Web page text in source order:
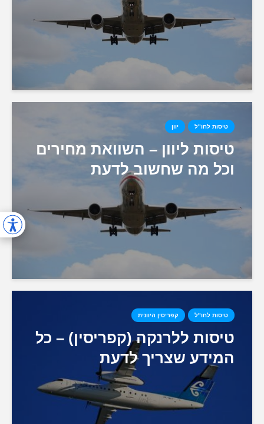
טיסות לחו"ל יוון
טיסות ליוון – השוואת מחירים
וכל מה שחשוב לדעת
טיסות לחו"ל קפריסין היוונית
טיסות ללרנקה (קפריסין) – כל
המידע שצריך לדעת